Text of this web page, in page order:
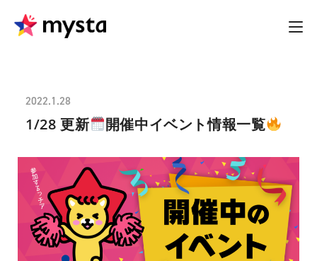
2022.1.28
1/28 更新 開催中イベント情報一覧